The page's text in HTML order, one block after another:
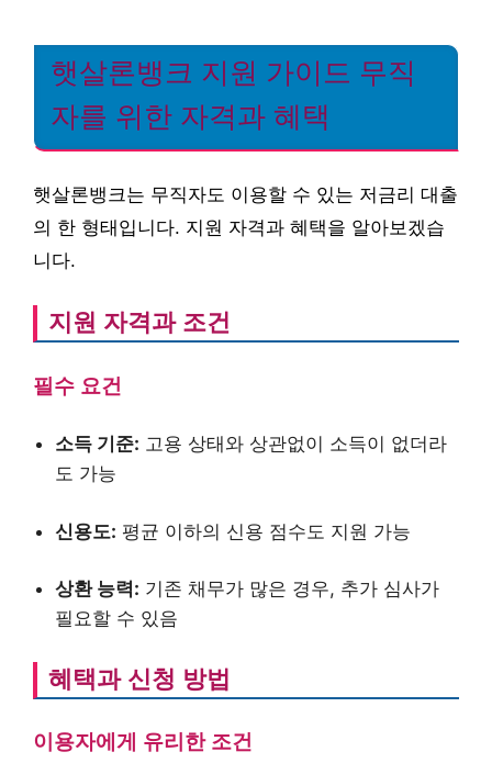
햇살론뱅크 지원 가이드 무직
자를 위한 자격과 혜택
햇살론뱅크는 무직자도 이용할 수 있는 저금리 대출
의 한 형태입니다. 지원 자격과 혜택을 알아보겠습
니다.
지원 자격과 조건
필수 요건
소득 기준: 고용 상태와 상관없이 소득이 없더라
도 가능
신용도: 평균 이하의 신용 점수도 지원 가능
상환 능력: 기존 채무가 많은 경우, 추가 심사가
필요할 수 있음
혜택과 신청 방법
이용자에게 유리한 조건